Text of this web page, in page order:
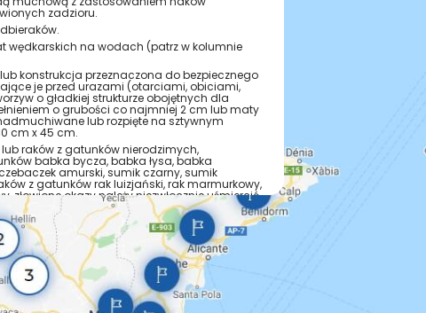
zadzioru.
wędkarskich na wodach (patrz w kolumnie
konstrukcja przeznaczona do bezpiecznego
je przed urazami (otarciami, obiciami,
o gładkiej strukturze obojętnych dla
o grubości co najmniej 2 cm lub maty
lub rozpięte na sztywnym
cm x 45 cm.
lub raków z gatunków nierodzimych,
babka bycza, babka łysa, babka
amurski, sumik czarny, sumik
z gatunków rak luizjański, rak marmurkowy,
złowione okazy należy niezwłocznie uśmiercić
do łowiska, w którym je złowiono, ani